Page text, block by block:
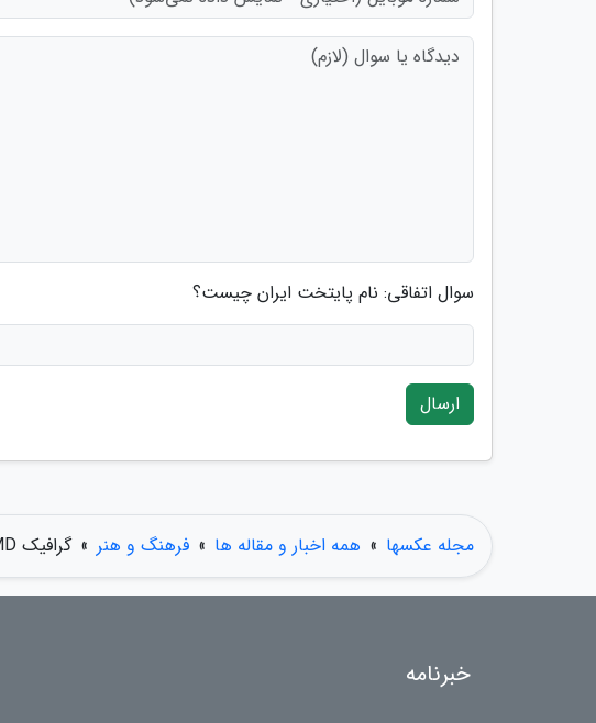
سوال اتفاقی: نام پایتخت ایران چیست؟
ارسال
مجله عکسها » همه اخبار و مقاله ها » فرهنگ و هنر » گرافیک AMD اگزینوس 2200 از نسل قبل تا 34٪ سریع تر است
خبرنامه